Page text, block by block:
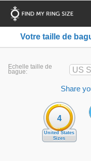
Votre taille de
Echelle taille de
bague: US
Share
4
United States
Sizes